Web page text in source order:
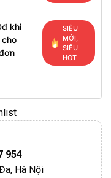
khi
SIÊU
MỚI,
SIÊU
HOT
954
Hà Nội